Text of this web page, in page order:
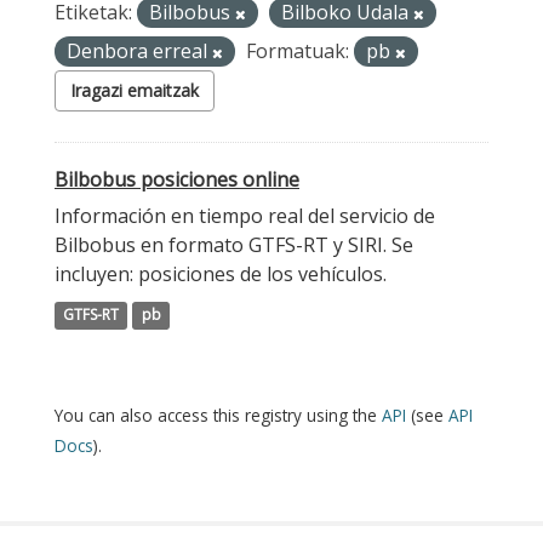
Etiketak: Bilbobus
Bilboko Udala
Denbora erreal
Formatuak: pb
Iragazi emaitzak
Bilbobus posiciones online
Información en tiempo real del servicio de
Bilbobus en formato GTFS-RT y SIRI. Se
incluyen: posiciones de los vehículos.
GTFS-RT pb
You can also access this registry using the API (see API
Docs).